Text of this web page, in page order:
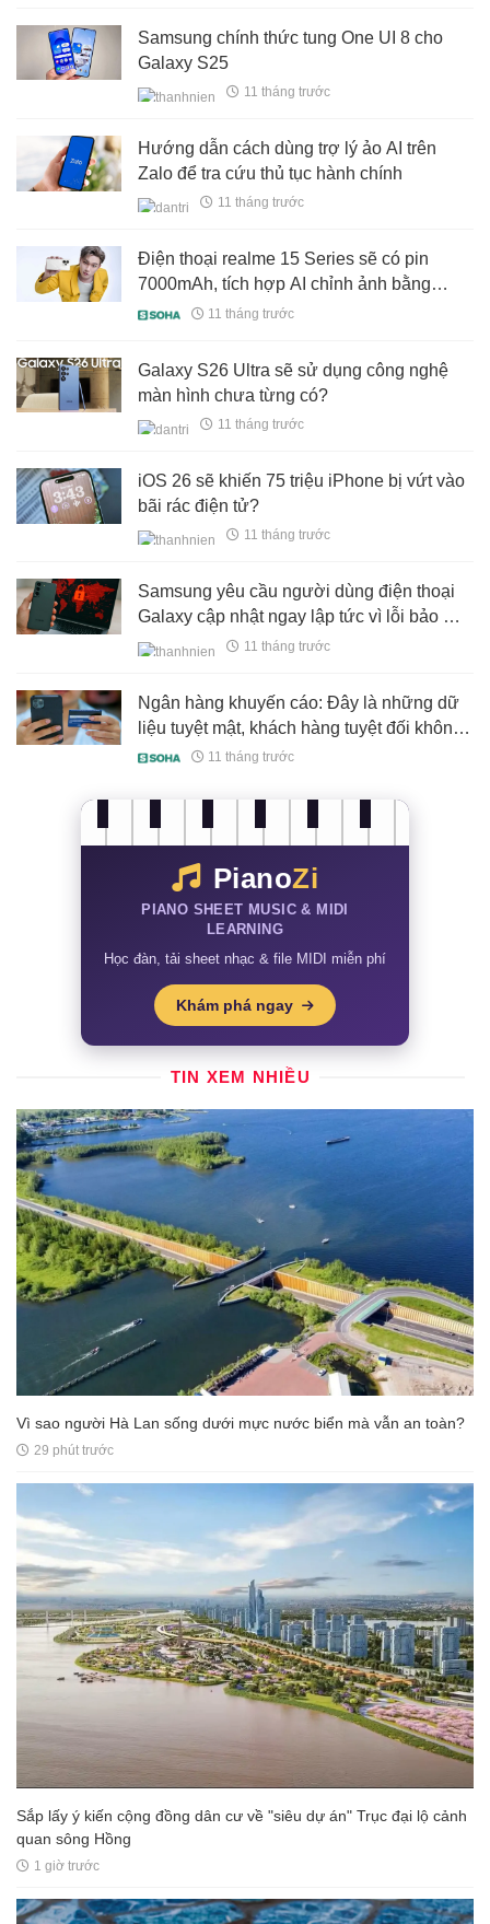
Samsung chính thức tung One UI 8 cho
Galaxy S25
11 tháng trước
Hướng dẫn cách dùng trợ lý ảo AI trên
Zalo để tra cứu thủ tục hành chính
11 tháng trước
Điện thoại realme 15 Series sẽ có pin
7000mAh, tích hợp AI chỉnh ảnh bằng
giọng nói11 tháng trước
Galaxy S26 Ultra sẽ sử dụng công nghệ
màn hình chưa từng có?
11 tháng trước
iOS 26 sẽ khiến 75 triệu iPhone bị vứt vào
bãi rác điện tử?
11 tháng trước
Samsung yêu cầu người dùng điện thoại
Galaxy cập nhật ngay lập tức vì lỗi bảo mật
nghiêm trọng 11 tháng trước
Ngân hàng khuyến cáo: Đây là những dữ
liệu tuyệt mật, khách hàng tuyệt đối không
chia sẻ cho bất kỳ ai
11 tháng trước
PianoZi
PIANO SHEET MUSIC & MIDI
LEARNING
Học đàn, tải sheet nhạc & file MIDI miễn phí
Khám phá ngay
TIN XEM NHIỀU
Vì sao người Hà Lan sống dưới mực nước biển mà vẫn an toàn?
29 phút trước
Sắp lấy ý kiến cộng đồng dân cư về "siêu dự án" Trục đại lộ cảnh
quan sông Hồng
1 giờ trước